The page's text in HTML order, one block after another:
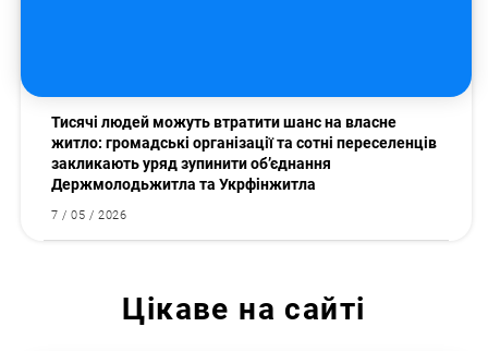
Тисячі людей можуть втратити шанс на власне
житло: громадські організації та сотні переселенців
закликають уряд зупинити об’єднання
Держмолодьжитла та Укрфінжитла
7 / 05 / 2026
Цікаве на сайті